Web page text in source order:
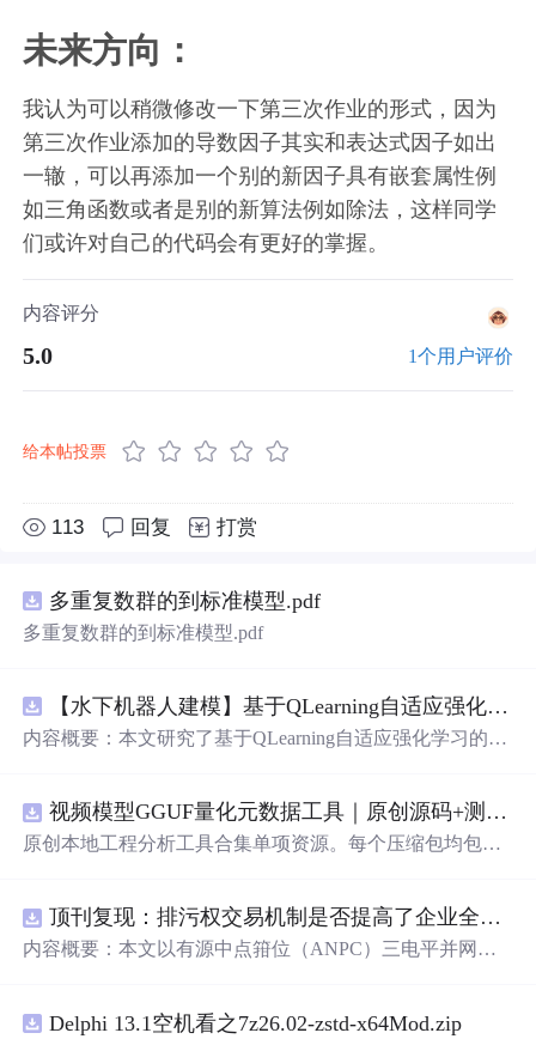
未来方向：
我认为可以稍微修改一下第三次作业的形式，因为
第三次作业添加的导数因子其实和表达式因子如出
一辙，可以再添加一个别的新因子具有嵌套属性例
如三角函数或者是别的新算法例如除法，这样同学
们或许对自己的代码会有更好的掌握。
内容评分
5.0 1个用户评价
给本帖投票
113 回复 打赏
多重复数群的到标准模型.pdf
多重复数群的到标准模型.pdf
【水下机器人建模】基于QLearning自适应强化学习PID控制器在AUV中的应用研究（Matlab代码实现）
内容概要：本文研究了基于QLearning自适应强化学习的PI
探讨了将强化学习算法QLearning与传统PID控制相结合的
方法，以提升AUV在复杂、时变及非线性水下环境中的自
arning算法在线动态优化PID控制器的比例、积分和微分参
数，从而实现对系统误差、响应速度、超调量等性能指标
的综合优化。通过Matlab仿真实验验证了该复合控制策略
著优势，充分展示了强化学习在智能水下装备自主控制领
视频模型GGUF量化元数据工具｜原创源码+测试+离线报告
原创本地工程分析工具合集单项资源。每个压缩包均包含
行效果图、README、运行说明、功能清单、MIT License
及原创授权声明。Node.js 18+ 可直接运行，零第三方运行
顶刊复现：排污权交易机制是否提高了企业全要素生产率 -来自中国上市公司的证据（论文+数据）
内容概要：本文以有源中点箝位（ANPC）三电平并网逆
的一体化高性能并网控制策略。通过深入分析ANPC三电
Delphi 13.1空机看之7z26.02-zstd-x64Mod.zip